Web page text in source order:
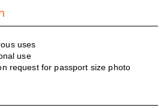
uses
use
request for passport size photo